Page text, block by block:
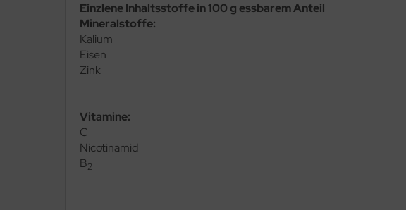
Einzlene Inhaltsstoffe in 100 g essbarem Anteil
Mineralstoffe:
Kalium
Eisen
Zink
Vitamine:
C
Nicotinamid
B2